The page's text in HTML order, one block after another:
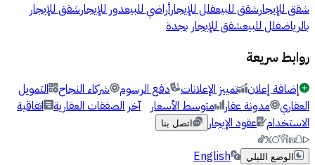
شقق للإيجارشقق للبيعفلل للإيجارأراضي للبيعدور للإيجارشقق للإيجار
بالرياضفلل للبيعشقق للإيجار بجدة
روابط سريعة
إضافة إعلان تمييز الإعلانات دفع الرسوم شركاء النجاح التمويل
العقاري مدونة عقار متوسط الأسعار آخر الصفقات العقارية اتفاقية
الاستخدام عقود الإيجار اتصل بنا
الوضع الليلي English